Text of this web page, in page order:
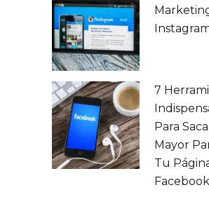
7
Para
Mayor
Tu
Facebook